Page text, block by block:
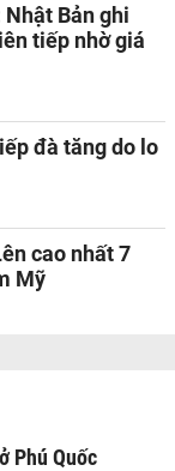
Bản ghi
tiếp nhờ giá
đà tăng do lo
cao nhất 7
Mỹ
Phú Quốc